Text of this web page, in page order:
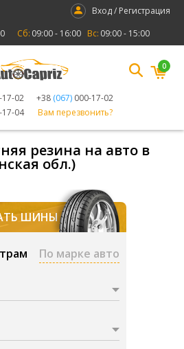
Вход / Регистрация
Сб: 09:00 - 16:00 Вс: 09:00 - 15:00
17-02 +38 (067) 000-17-02
17-04 Вам перезвонить?
0
резина на авто в
обл.)
ШИНЫ
По марке авто